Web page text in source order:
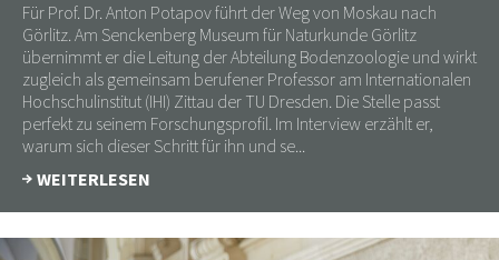
Für Prof. Dr. Anton Potapov führt der Weg von Moskau nach
Görlitz. Am Senckenberg Museum für Naturkunde Görlitz
übernimmt er die Leitung der Abteilung Bodenzoologie und wirkt
zugleich als gemeinsam berufener Professor am Internationalen
Hochschulinstitut (IHI) Zittau der TU Dresden. Die Stelle passt
perfekt zu seinem Forschungsprofil. Im Interview erzählt er,
warum sich dieser Schritt für ihn und se...
WEITERLESEN